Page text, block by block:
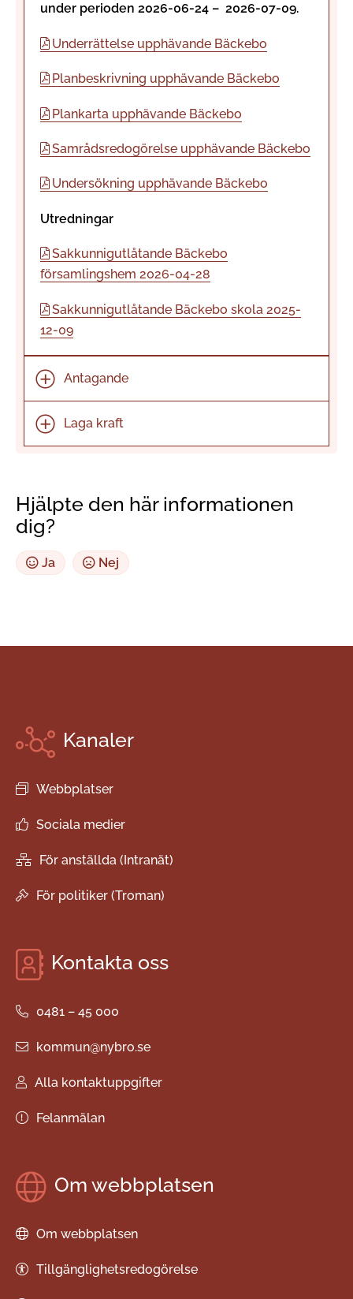
under perioden 2026-06-24 – 2026-07-09.
Underrättelse upphävande Bäckebo
Planbeskrivning upphävande Bäckebo
Plankarta upphävande Bäckebo
Samrådsredogörelse upphävande Bäckebo
Undersökning upphävande Bäckebo
Utredningar
Sakkunnigutlåtande Bäckebo
församlingshem 2026-04-28
Sakkunnigutlåtande Bäckebo skola 2025-
12-09
Antagande
Laga kraft
Hjälpte den här informationen
dig?
Ja Nej
Kanaler
Webbplatser
Sociala medier
För anställda (Intranät)
För politiker (Troman)
Kontakta oss
0481 – 45 000
kommun@nybro.se
Alla kontaktuppgifter
Felanmälan
Om webbplatsen
Om webbplatsen
Tillgänglighetsredogörelse